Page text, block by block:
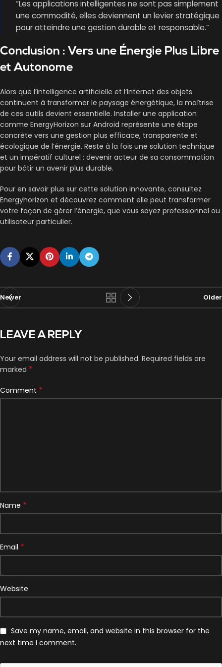
“Les applications intelligentes ne sont pas simplement
une commodité, elles deviennent un levier stratégique
pour atteindre une gestion durable et responsable.”
Conclusion : Vers une Énergie Plus Libre
et Autonome
Alors que l’intelligence artificielle et l’Internet des objets
continuent à transformer le paysage énergétique, la maîtrise
de ces outils devient essentielle. Installer une application
comme EnergyHorizon sur Android représente une étape
concrète vers une gestion plus efficace, transparente et
écologique de l’énergie. Reste à la fois une solution technique
et un impératif culturel : devenir acteur de sa consommation
pour bâtir un avenir plus durable.
Pour en savoir plus sur cette solution innovante, consultez
Energyhorizon et découvrez comment elle peut transformer
votre façon de gérer l’énergie, que vous soyez professionnel ou
utilisateur particulier.
Newer Older
LEAVE A REPLY
Your email address will not be published. Required fields are
marked *
Comment *
Name *
Email *
Website
Save my name, email, and website in this browser for the
next time I comment.